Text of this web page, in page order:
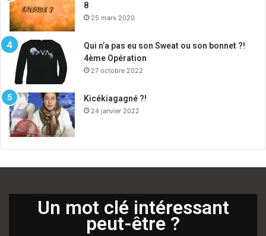
8
25 mars 2020
Qui n’a pas eu son Sweat ou son bonnet ?!
4ème Opération
27 octobre 2022
Kicékiagagné ?!
24 janvier 2022
Un mot clé intéressant
peut-être ?